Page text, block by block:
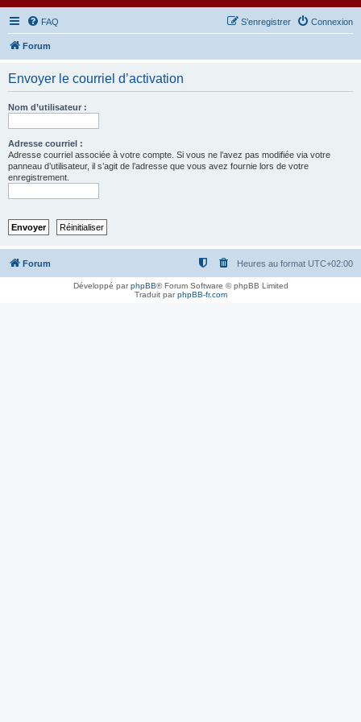
FAQ Connexion
S’enregistrer
Forum
Envoyer le courriel d’activation
Nom d’utilisateur :
Adresse courriel :
Adresse courriel associée à votre compte. Si vous ne l’avez pas modifiée via votre
panneau d’utilisateur, il s’agit de l’adresse que vous avez fournie lors de votre
enregistrement.
Forum Heures au format UTC+02:00
Développé parphpBB® Forum Software © phpBB Limited
Traduit parphpBB-fr.com